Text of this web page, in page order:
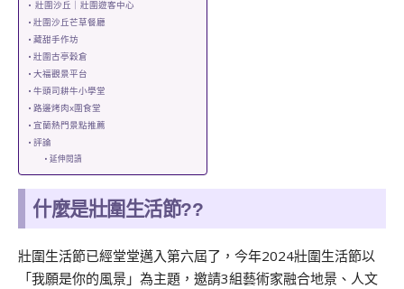
壯圍沙丘｜壯圍遊客中心
壯圍沙丘芒草餐廳
藏甜手作坊
壯圍古亭穀倉
大福觀景平台
牛頭司耕牛小學堂
路邊烤肉x圍食堂
宜蘭熱門景點推薦
評論
延伸閱讀
什麼是壯圍生活節??
壯圍生活節已經堂堂邁入第六屆了，今年2024壯圍生活節以
「我願是你的風景」為主題，邀請3組藝術家融合地景、人文